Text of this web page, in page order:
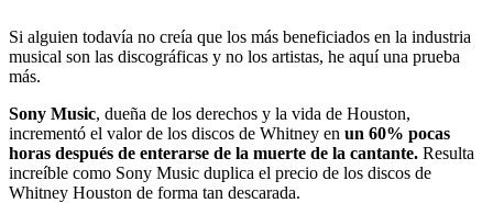
Si alguien todavía no creía que los más beneficiados en la industria
musical son las discográficas y no los artistas, he aquí una prueba
más.
Sony Music, dueña de los derechos y la vida de Houston,
incrementó el valor de los discos de Whitney en un 60% pocas
horas después de enterarse de la muerte de la cantante. Resulta
increíble como Sony Music duplica el precio de los discos de
Whitney Houston de forma tan descarada.